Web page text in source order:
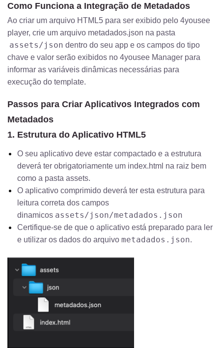
Como Funciona a Integração de Metadados
Ao criar um arquivo HTML5 para ser exibido pelo 4yousee
player, crie um arquivo metadados.json na pasta
assets/json dentro do seu app e os campos do tipo
chave e valor serão exibidos no 4yousee Manager para
informar as variáveis dinâmicas necessárias para
execução do template.
Passos para Criar Aplicativos Integrados com
Metadados
1. Estrutura do Aplicativo HTML5
O seu aplicativo deve estar compactado e a estrutura
deverá ter obrigatoriamente um index.html na raiz bem
como a pasta assets.
O aplicativo comprimido deverá ter esta estrutura para
leitura correta dos campos
dinamicos assets/json/metadados.json
Certifique-se de que o aplicativo está preparado para ler
e utilizar os dados do arquivo metadados.json.